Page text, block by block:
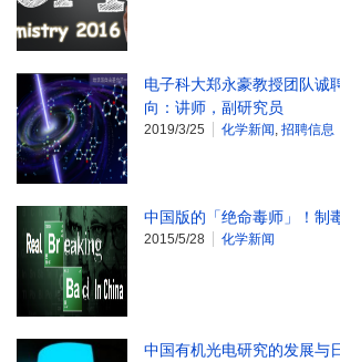
电子科大郑永豪教授团队诚
向：讲师，副研究员
2019/3/25 化学新闻, 招聘信息
中国版的「绝命毒师」！制
2015/5/28 化学新闻
中国有机光电研究的发展与